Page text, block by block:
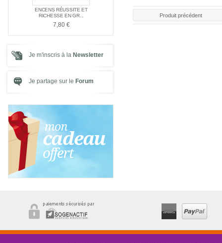
ENCENS RÉUSSITE ET
RICHESSE EN GR...
7,80 €
PACK SPÉCIAL AMOUR
21,00 €
ENCENS
SANTÉ
7,80 €
Je m'inscris à la Newsletter
Je partage sur le Forum
Produit précédent